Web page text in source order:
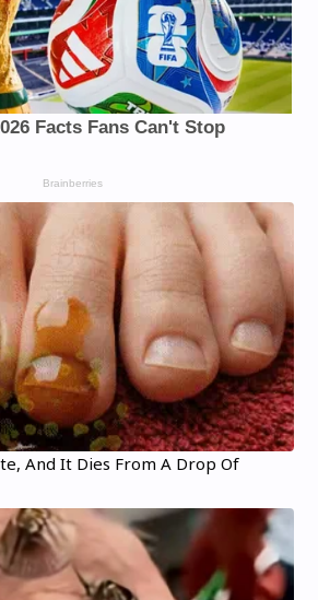
And It Dies From A Drop Of